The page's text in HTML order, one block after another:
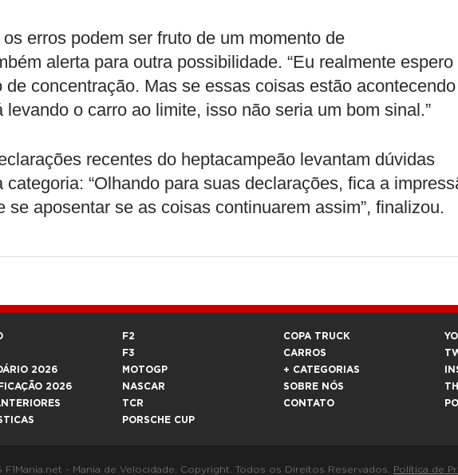
erros podem ser fruto de um momento de
alerta para outra possibilidade. “Eu realmente espero
concentração. Mas se essas coisas estão acontecendo
o carro ao limite, isso não seria um bom sinal.”
recentes do heptacampeão levantam dúvidas
“Olhando para suas declarações, fica a
se aposentar se as coisas continuarem assim”, finalizou.
2026
2026
F2
F3
MOTOGP
NASCAR
TCR
PORSCHE CUP
COPA TRUCK
CARROS
+ CATEGORIAS
SOBRE NÓS
CONTATO
F1Mania.net - Mania de Velocidade. Copyright. Todos os Direitos Reservados. Política de